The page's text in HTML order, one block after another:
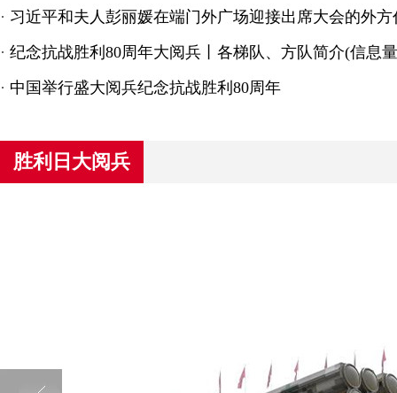
· 习近平和夫人彭丽媛在端门外广场迎接出席大会的外
· 纪念抗战胜利80周年大阅兵丨各梯队、方队简介(信息
· 中国举行盛大阅兵纪念抗战胜利80周年
胜利日大阅兵